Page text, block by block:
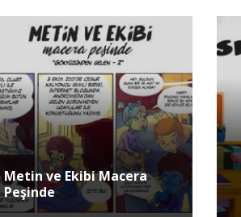
Metin ve Ekibi Macera
Peşinde